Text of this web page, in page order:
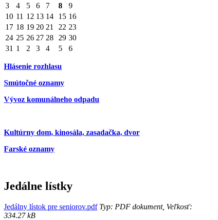
3
4 5 6 7 8
9
10 11 12 13 14 15 16
17 18 19 20 21 22 23
24 25 26 27 28 29 30
31 1 2 3 4 5 6
Hlásenie rozhlasu
Smútočné oznamy
Vývoz komunálneho odpadu
Kultúrny dom, kinosála, zasadačka, dvor
Farské oznamy
Jedálne lístky
Jedálny lístok pre seniorov.pdfTyp: PDF dokument, Veľkosť:
334.27 kB